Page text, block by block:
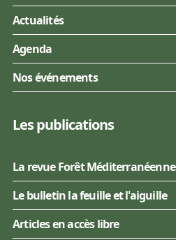
Actualités
Agenda
Nos événements
Les publications
La revue Forêt Méditerranéenne
Le bulletin la feuille et l'aiguille
Articles en accès libre